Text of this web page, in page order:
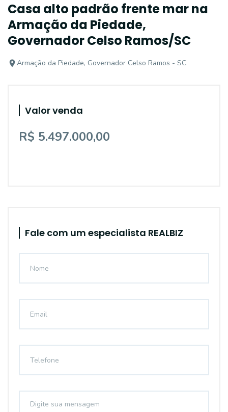
Casa alto padrão frente mar na
Armação da Piedade,
Governador Celso Ramos/SC
Armação da Piedade, Governador Celso Ramos - SC
Valor venda
R$ 5.497.000,00
Fale com um especialista REALBIZ